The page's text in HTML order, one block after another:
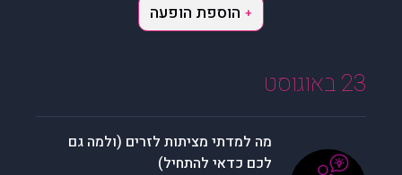
+ הוספת הופעה
23 באוגוסט
מה למדתי מציתות לזרים (ולמה גם
לכם כדאי להתחיל)